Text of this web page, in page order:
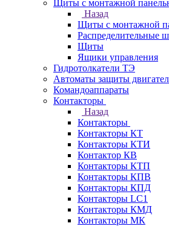
Щиты с монтажной
Назад
Щиты с монтажной
Распределительные
Щиты
Ящики управления
Гидротолкатели ТЭ
Автоматы защиты
Командоаппараты
Контакторы
Назад
Контакторы
Контакторы КТ
Контакторы КТИ
Контактор КВ
Контакторы КТП
Контакторы КПВ
Контакторы КПД
Контакторы LC1
Контакторы КМД
Контакторы МК